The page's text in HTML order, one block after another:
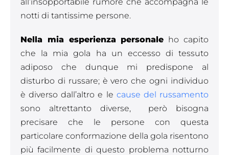
notti di tantissime persone.
Nella mia esperienza personale ho capito
che la mia gola ha un eccesso di tessuto
adiposo che dunque mi predispone al
disturbo di russare; è vero che ogni individuo
è diverso dall’altro e le cause del russamento
sono altrettanto diverse, però bisogna
precisare che le persone con questa
particolare conformazione della gola risentono
più facilmente di questo problema notturno